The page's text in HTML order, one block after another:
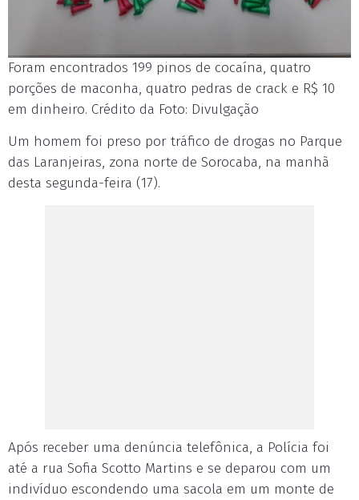
Foram encontrados 199 pinos de cocaína, quatro
porções de maconha, quatro pedras de crack e R$ 10
em dinheiro. Crédito da Foto: Divulgação
Um homem foi preso por tráfico de drogas no Parque
das Laranjeiras, zona norte de Sorocaba, na manhã
desta segunda-feira (17).
Após receber uma denúncia telefônica, a Polícia foi
até a rua Sofia Scotto Martins e se deparou com um
indivíduo escondendo uma sacola em um monte de